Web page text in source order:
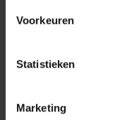
Voorkeuren
Statistieken
Marketing